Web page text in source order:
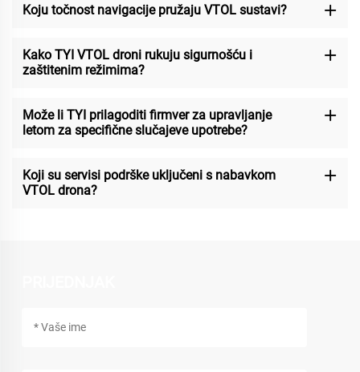
Koju točnost navigacije pružaju VTOL sustavi?
Kako TYI VTOL droni rukuju sigurnošću i
zaštitenim režimima?
Može li TYI prilagoditi firmver za upravljanje
letom za specifične slučajeve upotrebe?
Koji su servisi podrške uključeni s nabavkom
VTOL drona?